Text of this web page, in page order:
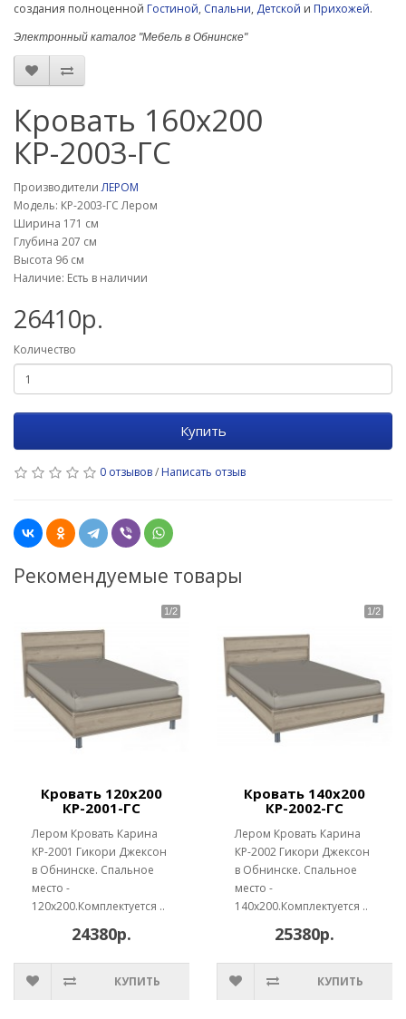
создания полноценной Гостиной, Спальни, Детской и Прихожей.
Электронный каталог "Мебель в Обнинске"
Кровать 160х200
КР-2003-ГС
ПроизводителиЛЕРОМ
Модель: КР-2003-ГС Лером
Ширина 171 см
Глубина 207 см
Высота 96 см
Наличие: Есть в наличии
26410р.
Количество
Купить
0 отзывов/ Написать отзыв
Рекомендуемые товары
Кровать 120х200
КР-2001-ГС
Лером Кровать Карина
КР-2001 Гикори Джексон
в Обнинске. Спальное
место -
120х200.Комплектуется ..
24380р.
КУПИТЬ
Кровать 140х200
КР-2002-ГС
Лером Кровать Карина
КР-2002 Гикори Джексон
в Обнинске. Спальное
место -
140х200.Комплектуется ..
25380р.
КУПИТЬ